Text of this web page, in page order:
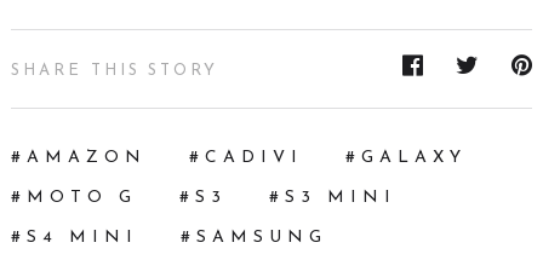
SHARE THIS STORY
AMAZON CADIVI GALAXY
MOTO G S3 S3 MINI
S4 MINI SAMSUNG